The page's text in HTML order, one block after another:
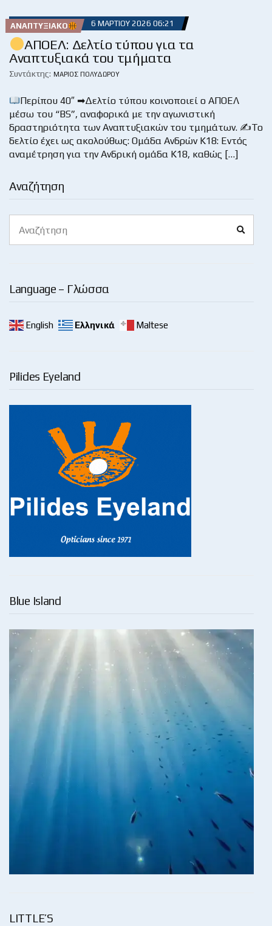
Αναζήτηση
for:
Language – Γλώσσα
English Ελληνικά Maltese
Pilides Eyeland
Blue Island
LITTLE’S
ΑΝΑΠΤΥΞΙΑΚΌ 6 ΜΑΡΤΊΟΥ 2026 06:21
ΑΠΟΕΛ: Δελτίο τύπου για τα
Αναπτυξιακά του τμήματα
Συντάκτης: ΜΆΡΙΟΣ ΠΟΛΥΔΏΡΟΥ
Περίπου 40″ ➡Δελτίο τύπου κοινοποιεί ο ΑΠΟΕΛ
μέσω του “BS”, αναφορικά με την αγωνιστική
δραστηριότητα των Αναπτυξιακών του τμημάτων. ✍Το
δελτίο έχει ως ακολούθως: Ομάδα Ανδρών Κ18: Εντός
αναμέτρηση για την Ανδρική ομάδα Κ18, καθώς […]